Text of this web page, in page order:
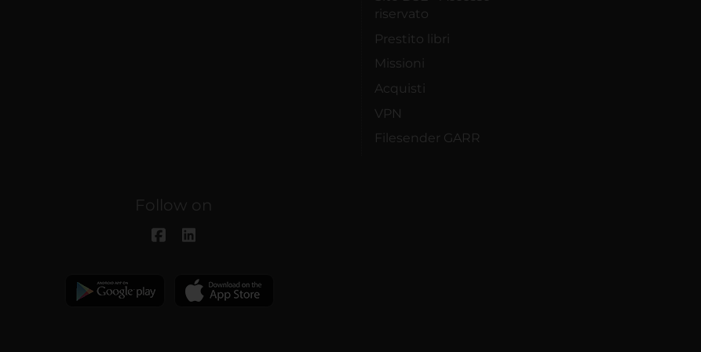
riservato
Prestito libri
Missioni
Acquisti
VPN
Filesender GARR
Follow on